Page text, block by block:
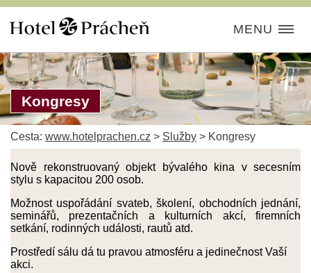
MENU
Kongresy
Cesta: www.hotelprachen.cz > Služby > Kongresy
Nově rekonstruovaný objekt bývalého kina v secesním
stylu s kapacitou 200 osob.
Možnost uspořádání svateb, školení, obchodních jednání,
seminářů, prezentačních a kulturních akcí, firemních
setkání, rodinných události, rautů atd.
Prostředí sálu dá tu pravou atmosféru a jedinečnost Vaší
akci.